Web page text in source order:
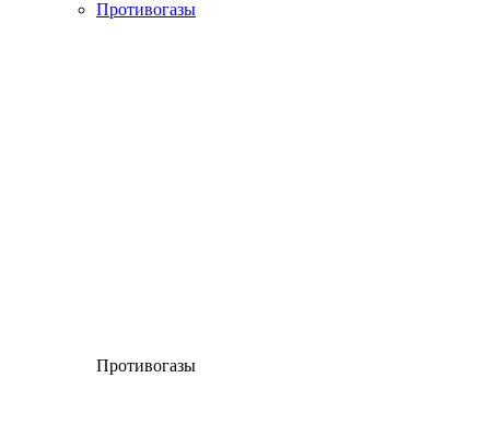
Противогазы
Противогазы